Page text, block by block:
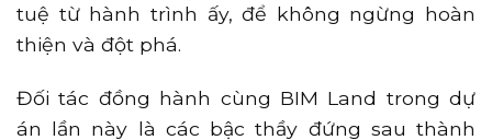
tuệ từ hành trình ấy, để không ngừng hoàn
thiện và đột phá.
Đối tác đồng hành cùng BIM Land trong dự
án lần này là các bậc thầy đứng sau thành